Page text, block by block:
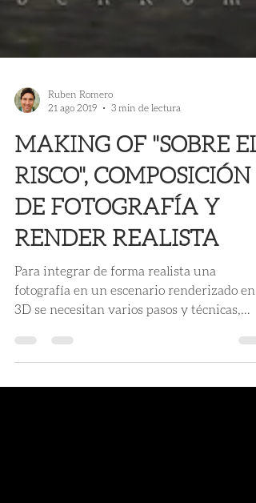
Ruben Romero
21 ago 2019
3 min de lectura
MAKING OF "SOBRE EL
RISCO", COMPOSICIÓN
DE FOTOGRAFÍA Y
RENDER REALISTA
Para integrar de forma realista una
fotografía en un escenario renderizado en